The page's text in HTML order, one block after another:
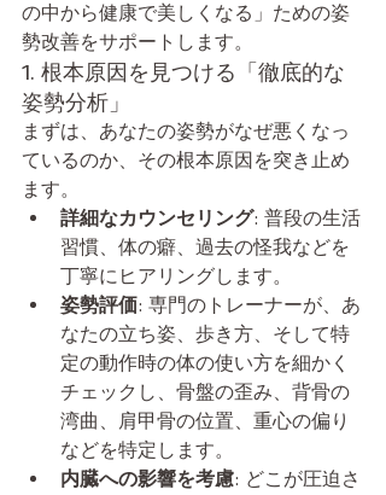
の中から健康で美しくなる」ための姿
勢改善をサポートします。
1. 根本原因を見つける「徹底的な
姿勢分析」
まずは、あなたの姿勢がなぜ悪くなっ
ているのか、その根本原因を突き止め
ます。
詳細なカウンセリング: 普段の生活
習慣、体の癖、過去の怪我などを
丁寧にヒアリングします。
姿勢評価: 専門のトレーナーが、あ
なたの立ち姿、歩き方、そして特
定の動作時の体の使い方を細かく
チェックし、骨盤の歪み、背骨の
湾曲、肩甲骨の位置、重心の偏り
などを特定します。
内臓への影響を考慮: どこが圧迫さ